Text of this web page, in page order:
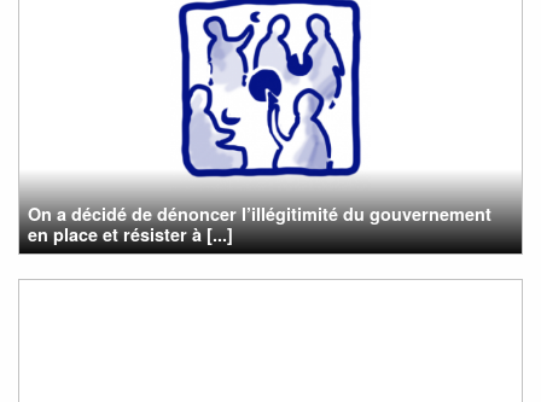
On a décidé de dénoncer l’illégitimité du gouvernement
en place et résister à [...]